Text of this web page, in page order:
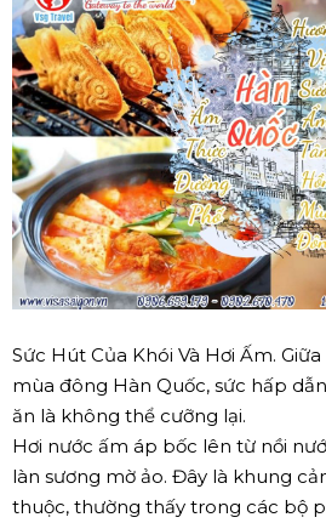
Sức Hút Của Khói Và Hơi Ấm.
mùa đông Hàn Quốc, sức hấp
ăn là không thể cưỡng lại.
Hơi nước ấm áp bốc lên từ nồi
làn sương mờ ảo. Đây là khung
thuộc, thường thấy trong các bộ